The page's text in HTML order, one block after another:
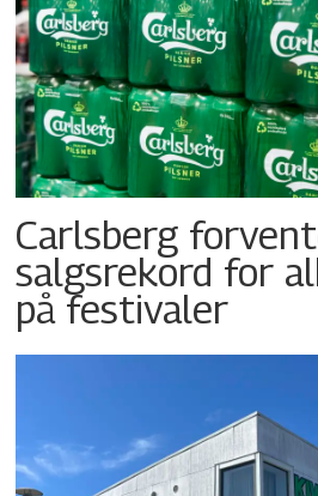
Carlsberg
salgsrekord for
på festivaler